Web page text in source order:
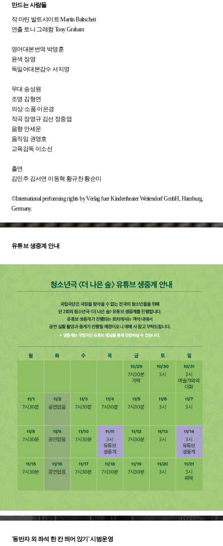
만드는 사람들
작 마틴 발트샤이트 Martin Baltscheit
연출 토니 그래함 Tony Graham
영어대본번역 박영훈
윤색 장영
독일어대본감수 서지영
무대 송성원
조명 김형연
의상·소품 이은경
작곡 장영규 김선 정중엽
음향 안세운
움직임 권영호
교육감독 이소선
출연
김민주 김서연 이동혁 황규찬 황순미
©International performing rights by Verlag fuer Kindertheater Weitendorf GmbH, Hamburg,
Germany.
유튜브 생중계 안내
'동반자 외 좌석 한 칸 띄어 앉기' 시범운영